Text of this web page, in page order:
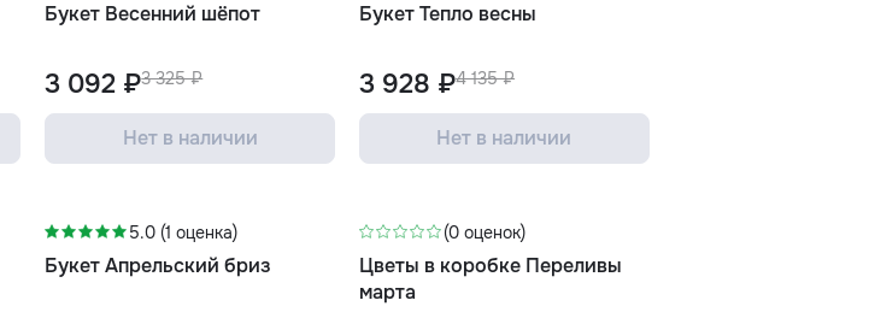
Букет Весенний шёпот
3 325 ₽
3 092 ₽
Нет в наличии
Букет Тепло весны
4 135 ₽
3 928 ₽
Нет в наличии
5.0 (1 оценка)
Букет Апрельский бриз
(0 оценок)
Цветы в коробке Переливы
марта